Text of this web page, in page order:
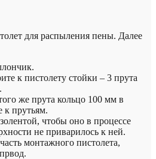
для распыления пены. Далее
к пистолету стойки – 3 прута
же прута кольцо 100 мм в
к прутьям.
чтобы оно в процессе
не приварилось к ней.
монтажного пистолета,